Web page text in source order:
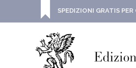
SPEDIZIONI GRATIS